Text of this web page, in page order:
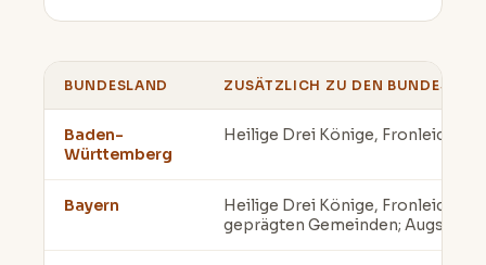
BUNDESLAND ZUSÄTZLICH ZU DEN
Baden-
Württemberg
Heilige Drei Könige,
Bayern
Heilige Drei Könige,
geprägten Gemeinden;